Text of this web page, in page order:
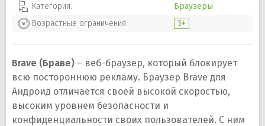
Категория:
Браузеры
Возрастные ограничения:
3+
Brave (Браве) – веб-браузер, который блокирует
всю постороннюю рекламу. Браузер Brave для
Андроид отличается своей высокой скоростью,
высоким уровнем безопасности и
конфиденциальности своих пользователей. С ним